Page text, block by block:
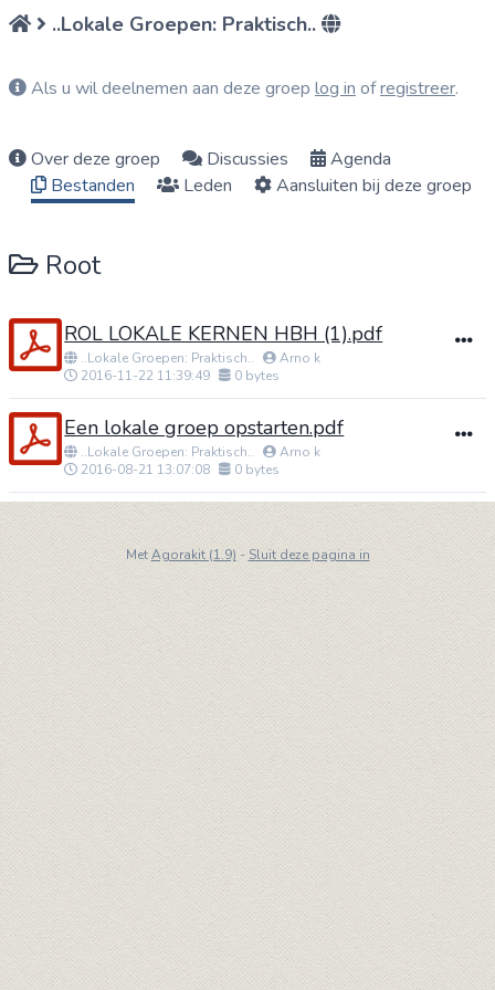
..Lokale Groepen: Praktisch..
Als u wil deelnemen aan deze groep log in ofregistreer.
Over deze groep Discussies
Agenda
Bestanden
Leden Aansluiten bij deze groep
Root
ROL LOKALE KERNEN HBH (1).pdf
..Lokale Groepen: Praktisch..
Arno k
2016-11-22 11:39:49
0 bytes
Een lokale groep opstarten.pdf
..Lokale Groepen: Praktisch..
Arno k
2016-08-21 13:07:08
0 bytes
MetAgorakit (1.9) - Sluit deze pagina in